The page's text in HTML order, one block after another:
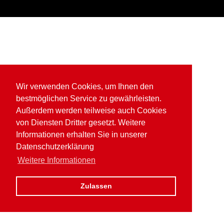
Wir verwenden Cookies, um Ihnen den
bestmöglichen Service zu gewährleisten.
Außerdem werden teilweise auch Cookies
von Diensten Dritter gesetzt. Weitere
Informationen erhalten Sie in unserer
Datenschutzerklärung
Weitere Informationen
Zulassen